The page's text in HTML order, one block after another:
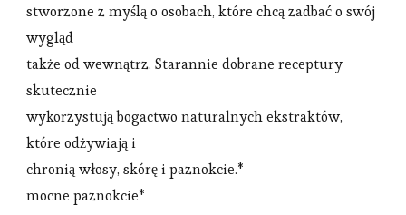
stworzone z myślą o osobach, które chcą zadbać o swój
wygląd
także od wewnątrz. Starannie dobrane receptury
skutecznie
wykorzystują bogactwo naturalnych ekstraktów,
które odżywiają i
chronią włosy, skórę i paznokcie.*
mocne paznokcie*